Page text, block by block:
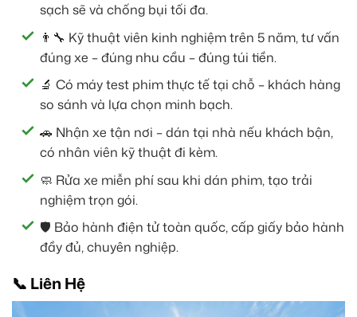
sạch sẽ và chống bụi tối đa.
👨‍🔧 Kỹ thuật viên kinh nghiệm trên 5 năm, tư vấn
đúng xe – đúng nhu cầu – đúng túi tiền.
🔬 Có máy test phim thực tế tại chỗ – khách hàng
so sánh và lựa chọn minh bạch.
🚗 Nhận xe tận nơi – dán tại nhà nếu khách bận,
có nhân viên kỹ thuật đi kèm.
🧼 Rửa xe miễn phí sau khi dán phim, tạo trải
nghiệm trọn gói.
🛡 Bảo hành điện tử toàn quốc, cấp giấy bảo hành
đầy đủ, chuyên nghiệp.
📞 Liên Hệ